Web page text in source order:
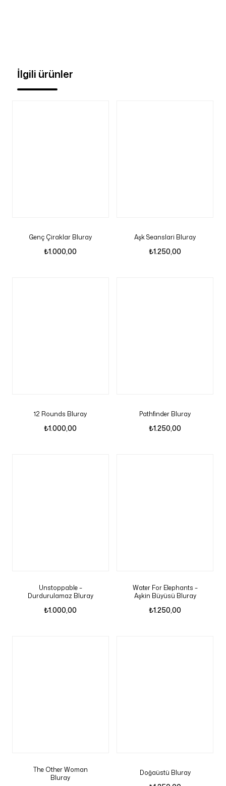
İlgili ürünler
Genç Çiraklar Bluray
₺1.000,00
Aşk Seanslari Bluray
₺1.250,00
12 Rounds Bluray
₺1.000,00
Pathfinder Bluray
₺1.250,00
Unstoppable –
Durdurulamaz Bluray
₺1.000,00
Water For Elephants –
Aşkin Büyüsü Bluray
₺1.250,00
The Other Woman
Bluray
Doğaüstü Bluray